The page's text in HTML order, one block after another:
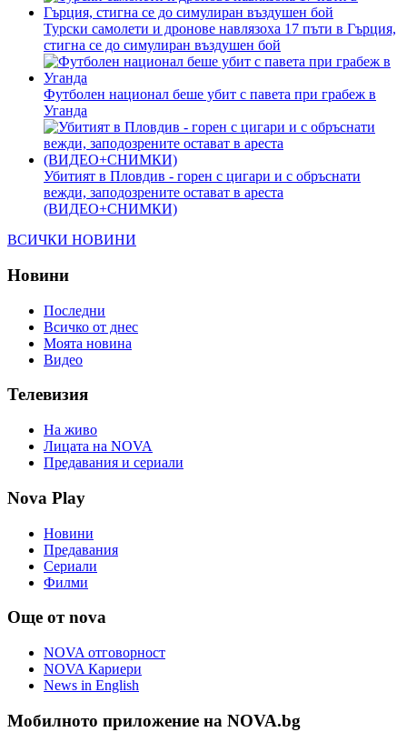
Турски самолети и дронове навлязоха 17 пъти в Гърция,
стигна се до симулиран въздушен бой
Футболен национал беше убит с павета при грабеж в
Уганда
Убитият в Пловдив - горен с цигари и с обръснати
вежди, заподозрените остават в ареста
(ВИДЕО+СНИМКИ)
ВСИЧКИ НОВИНИ
Новини
Последни
Всичко от днес
Моята новина
Видео
Телевизия
На живо
Лицата на NOVA
Предавания и сериали
Nova Play
Новини
Предавания
Сериали
Филми
Още от nova
NOVA отговорност
NOVA Кариери
News in English
Мобилното приложение на NOVA.bg